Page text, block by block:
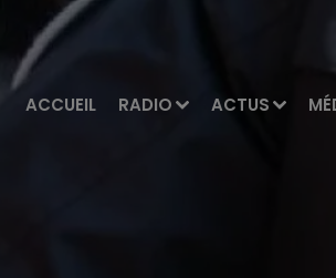
ACCUEIL RADIO ACTUS